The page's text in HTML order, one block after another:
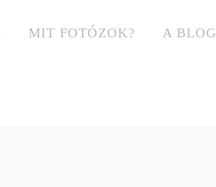
MIT FOTÓZOK? A BLOG